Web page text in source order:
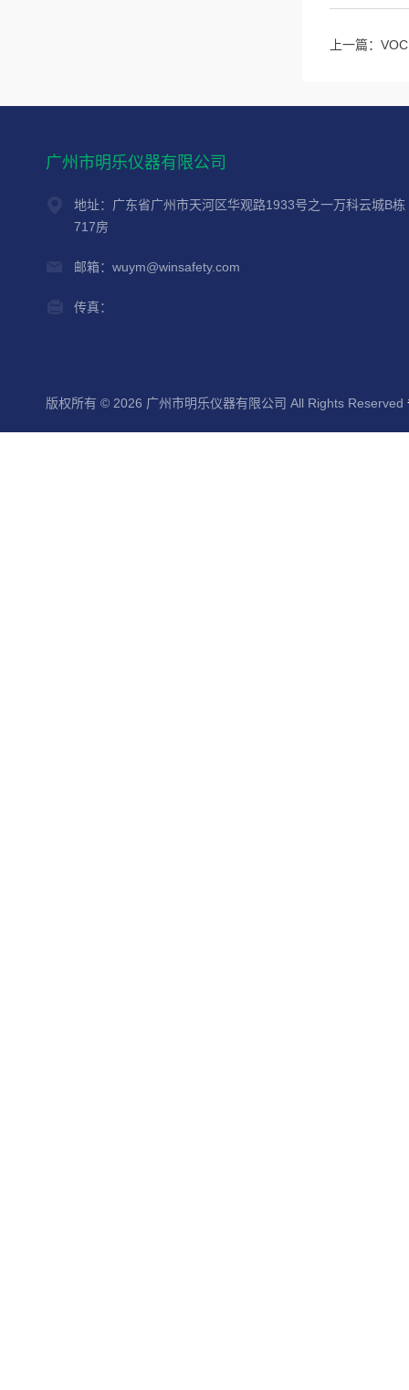
上一篇：
广州市明乐仪器有限公司
地址：广东省广州市天河区华观路1933号之一万科云城B栋
717房
邮箱：wuym@winsafety.com
传真：
版权所有 © 2026 广州市明乐仪器有限公司 All Rights Reserved